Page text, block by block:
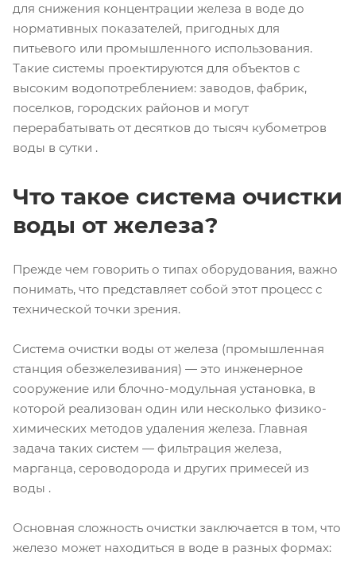
для снижения концентрации железа в воде до
нормативных показателей, пригодных для
питьевого или промышленного использования.
Такие системы проектируются для объектов с
высоким водопотреблением: заводов, фабрик,
поселков, городских районов и могут
перерабатывать от десятков до тысяч кубометров
воды в сутки .
Что такое система очистки
воды от железа?
Прежде чем говорить о типах оборудования, важно
понимать, что представляет собой этот процесс с
технической точки зрения.
Система очистки воды от железа (промышленная
станция обезжелезивания) — это инженерное
сооружение или блочно-модульная установка, в
которой реализован один или несколько физико-
химических методов удаления железа. Главная
задача таких систем — фильтрация железа,
марганца, сероводорода и других примесей из
воды .
Основная сложность очистки заключается в том, что
железо может находиться в воде в разных формах: